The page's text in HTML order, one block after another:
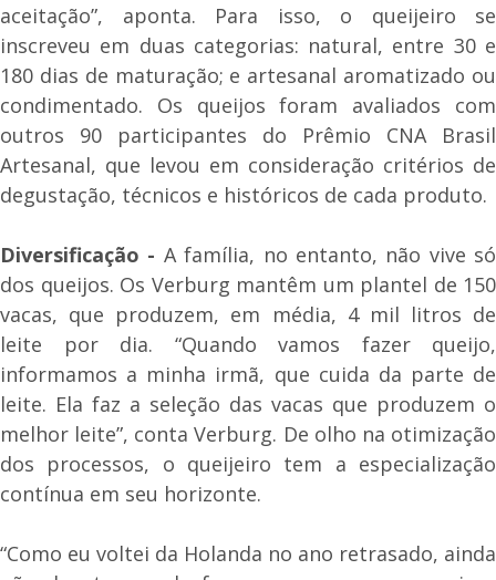
aceitação”, aponta. Para isso, o queijeiro se
inscreveu em duas categorias: natural, entre 30 e
180 dias de maturação; e artesanal aromatizado ou
condimentado. Os queijos foram avaliados com
outros 90 participantes do Prêmio CNA Brasil
Artesanal, que levou em consideração critérios de
degustação, técnicos e históricos de cada produto.
Diversificação - A família, no entanto, não vive só
dos queijos. Os Verburg mantêm um plantel de 150
vacas, que produzem, em média, 4 mil litros de
leite por dia. “Quando vamos fazer queijo,
informamos a minha irmã, que cuida da parte de
leite. Ela faz a seleção das vacas que produzem o
melhor leite”, conta Verburg. De olho na otimização
dos processos, o queijeiro tem a especialização
contínua em seu horizonte.
“Como eu voltei da Holanda no ano retrasado, ainda